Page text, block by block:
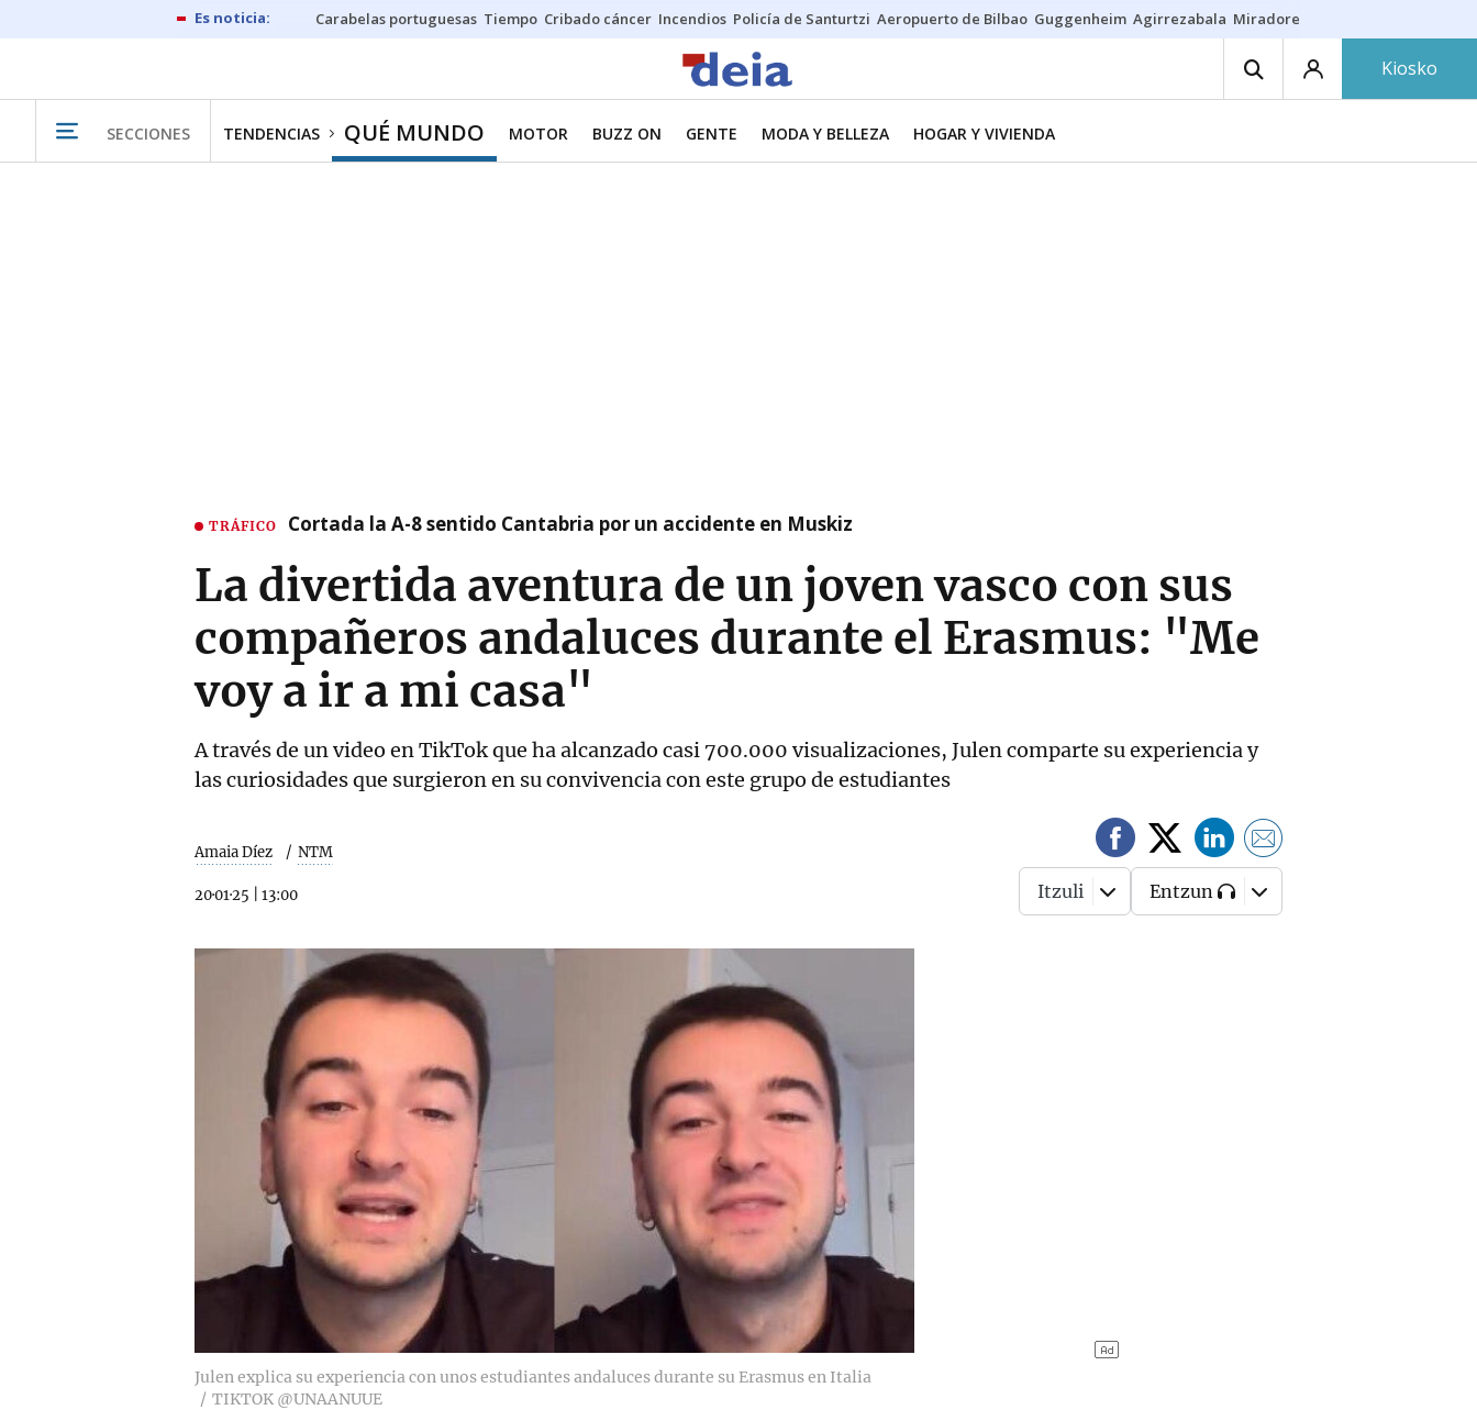
Carabelas portuguesas Tiempo Cribado cáncer Incendios Policía de Santurtzi Aeropuerto de Bilbao Guggenheim Agirrezabala Miradores en Bilbao
Kiosko
SECCIONES TENDENCIAS QUÉ MUNDO MOTOR BUZZ ON GENTE MODA Y BELLEZA HOGAR Y VIVIENDA
TRÁFICO Cortada la A-8 sentido Cantabria por un accidente en Muskiz
La divertida aventura de un joven vasco con sus
compañeros andaluces durante el Erasmus: "Me
voy a ir a mi casa"
A través de un video en TikTok que ha alcanzado casi 700.000 visualizaciones, Julen comparte su experiencia y
las curiosidades que surgieron en su convivencia con este grupo de estudiantes
Amaia Díez NTM
20·01·25 13:00 Itzuli Entzun
Julen explica su experiencia con unos estudiantes andaluces durante su Erasmus en Italia
TIKTOK @UNAANUUE